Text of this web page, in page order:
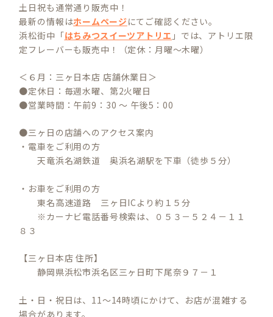
土日祝も通常通り販売中！
最新の情報はホームページにてご確認ください。
浜松街中「はちみつスイーツアトリエ 」では、アトリエ限
定フレーバーも販売中！（定休：月曜～木曜）
＜６月：三ヶ日本店 店舗休業日＞
●定休日：毎週水曜、第2火曜日
●営業時間：午前9：30 ～ 午後5：00
●三ヶ日の店舗へのアクセス案内
・電車をご利用の方
天竜浜名湖鉄道 奥浜名湖駅を下車（徒歩５分）
・お車をご利用の方
東名高速道路 三ヶ日ICより約１５分
※カーナビ電話番号検索は、０５３－５２４－１１
８３
【三ヶ日本店 住所】
静岡県浜松市浜名区三ヶ日町下尾奈９７－１
土・日・祝日は、11～14時頃にかけて、お店が混雑する
場合があります。